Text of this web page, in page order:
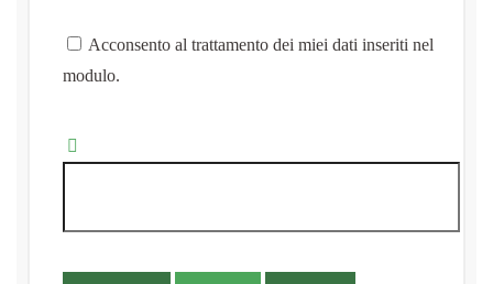
Acconsento al trattamento dei miei dati inseriti nel
modulo.